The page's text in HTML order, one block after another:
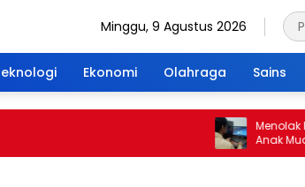
Minggu, 9 Agustus 2026
Ekonomi Olahraga Sains
Menolak
Anak Muda
Portal Waktu